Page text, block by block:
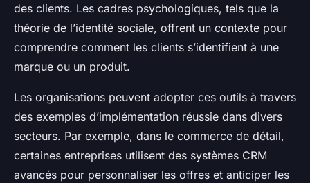
des clients. Les cadres psychologiques, tels que la
théorie de l’identité sociale, offrent un contexte pour
comprendre comment les clients s’identifient à une
marque ou un produit.
Les organisations peuvent adopter ces outils à travers
des exemples d’implémentation réussie dans divers
secteurs. Par exemple, dans le commerce de détail,
certaines entreprises utilisent des systèmes CRM
avancés pour personnaliser les offres et anticiper les